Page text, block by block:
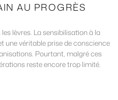
AU PROGRÈS
lèvres. La sensibilisation à la
une véritable prise de conscience
Pourtant, malgré ces
reste encore trop limité.